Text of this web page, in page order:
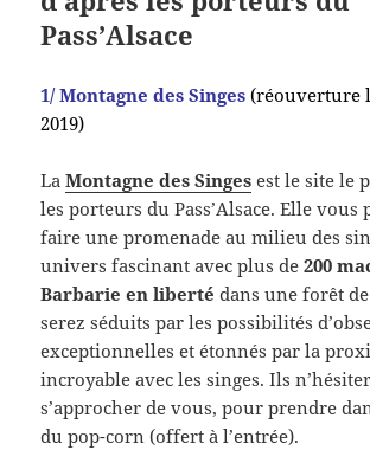
Pass’Alsace
1/ Montagne des Singes(réouverture
2019)
LaMontagne des Singes est le site le
les porteurs du Pass’Alsace. Elle vous
faire une promenade au milieu des
univers fascinant avec plus de200
Barbarie en liberté dans une forêt
serez séduits par les possibilités
exceptionnelles et étonnés par la
incroyable avec les singes. Ils
s’approcher de vous, pour prendre
du pop-corn (offert à l’entrée).